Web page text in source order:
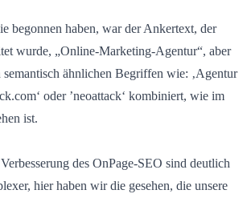
begonnen haben, war der Ankertext, der
wurde, „Online-Marketing-Agentur“, aber
ähnlichen Begriffen wie: ‚Agentur
oder ’neoattack‘ kombiniert, wie im
ist.
des OnPage-SEO sind deutlich
hier haben wir die gesehen, die unsere